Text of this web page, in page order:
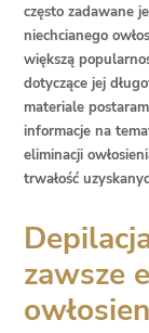
często zadawane
niechcianego
większą
dotyczące jej
materiale
informacje na
eliminacji
trwałość
zawsze